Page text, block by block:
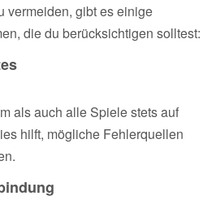
vermeiden, gibt es einige
die du berücksichtigen solltest:
als auch alle Spiele stets auf
hilft, mögliche Fehlerquellen